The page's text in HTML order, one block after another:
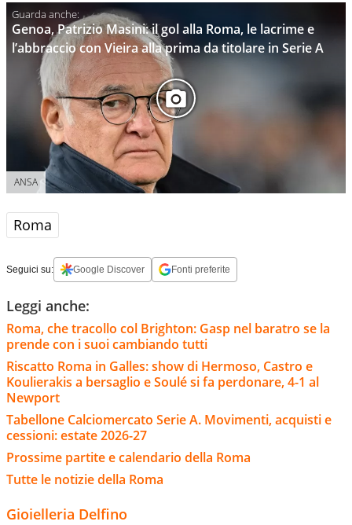
Genoa, Patrizio Masini: il gol alla Roma, le lacrime e
l’abbraccio con Vieira alla prima da titolare in Serie A
ANSA
Roma
Seguici su: Google Discover Fonti preferite
Leggi anche:
Roma, che tracollo col Brighton: Gasp nel baratro se la
prende con i suoi cambiando tutti
Riscatto Roma in Galles: show di Hermoso, Castro e
Koulierakis a bersaglio e Soulé si fa perdonare, 4-1 al
Newport
Tabellone Calciomercato Serie A. Movimenti, acquisti e
cessioni: estate 2026-27
Prossime partite e calendario della Roma
Tutte le notizie della Roma
Gioielleria Delfino